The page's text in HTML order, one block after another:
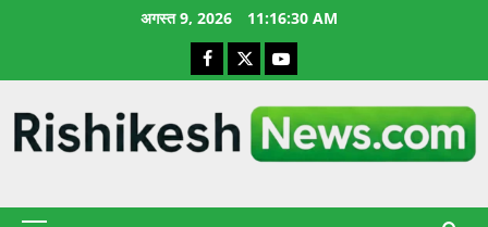
अगस्त 9, 2026 11:16:30 AM
Facebook
X YouTube